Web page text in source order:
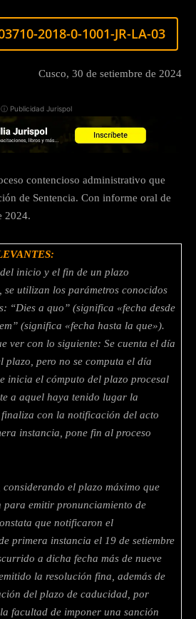
2018-0-1001-JR-LA-03
Cusco, 30 de setiembre de 2024
ⓘ Publicidad Jurispol
contencioso administrativo que
de Sentencia. Con informe oral de
2024.
inicio y el fin de un plazo
se utilizan los parámetros conocidos
“Dies a quo” (significa «fecha desde
(significa «fecha hasta la que»).
ver con lo siguiente: Se cuenta el día
plazo, pero no se computa el día
inicia el cómputo del plazo procesal
a aquel haya tenido lugar la
con la notificación del acto
instancia, pone fin al proceso
considerando el plazo máximo que
emitir pronunciamiento de
que notificaron el
primera instancia el 19 de setiembre
a dicha fecha más de nueve
la resolución fina, además de
del plazo de caducidad, por
facultad de imponer una sanción